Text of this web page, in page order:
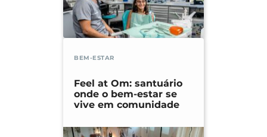
BEM-ESTAR
Feel at Om: santuário
onde o bem-estar se
vive em comunidade